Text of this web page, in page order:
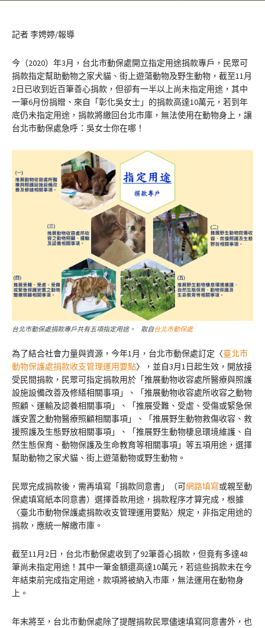
記者 李娉婷/報導
今（2020）年3月，台北市動保處開立指定用途捐款專戶，民眾可
捐款指定幫助動物之家犬貓、街上遊蕩動物及野生動物，截至11月
2日已收到近百筆善心捐款，但卻有一半以上尚未指定用途，其中
一筆6月份捐贈、來自「彰化吳女士」的捐款高達10萬元，若到年
底仍未指定用途，捐款將繳回台北市庫，無法使用在動物身上，讓
台北市動保處急呼：吳女士你在哪！
台北市動保處捐款專戶共有五項指定用途。 取自台北市動保處
為了結合社會力量與資源，今年1月，台北市動保處訂定〈臺北市
動物保護處捐款收支管理運用要點〉，並自3月1日起生效，開放接
受民間捐款，民眾可指定捐款用於「推展動物收容處所醫療與照護
設施設備改善及修繕相關事項」、「推展動物收容處所收容之動物
照顧、運輸及認養相關事項」、「推展受難、受虐、受傷或緊急保
護安置之動物醫療照顧相關事項」、「推展野生動物救傷收容、救
援照護及生態野放相關事項」、「推展野生動物棲息環境維護、自
然生態保育、動物保護及生命教育等相關事項」等五項用途，選擇
幫助動物之家犬貓、街上遊蕩動物或野生動物。
民眾完成捐款後，需再填寫「捐款同意書」（可網路填寫或親至動
保處填寫紙本同意書）選擇善款用途，捐款程序才算完成，根據
〈臺北市動物保護處捐款收支管理運用要點〉規定，非指定用途的
捐款，應統一解繳市庫。
截至11月2日，台北市動保處收到了92筆善心捐款，但竟有多達48
筆尚未指定用途！其中一筆金額還高達10萬元，若這些捐款未在今
年結束前完成指定用途，款項將被納入市庫，無法運用在動物身
上。
年末將至，台北市動保處除了提醒捐款民眾儘速填寫同意書外，也